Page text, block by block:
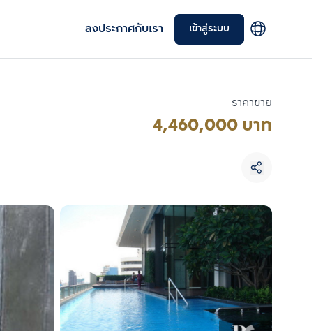
ลงประกาศกับเรา เข้าสู่ระบบ
ราคาขาย
4,460,000 บาท
เลือกยูนิตเพื่อเปรียบเทียบ
ลบทั้งหมด